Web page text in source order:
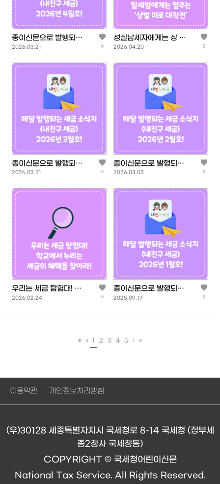
종이신문으로 발행되는
<내 친구 세금> 2026
등록일
2026.03.21 0
성실납세자에게는 상 주
고, 탈세범에게는 벌주
등록일
2026.04.20 0
종이신문으로 발행되는
<내 친구 세금> 2026
등록일
2026.03.21 0
종이신문으로 발행되는
<내 친구 세금> 2026
등록일
2026.03.03 0
우리는 세금 탐험대! 학
교에서 누리는 세금의
등록일
2026.02.24 0
종이신문으로 발행되는
<내 친구 세금> 2026
등록일
2025.09.17 0
1(current)
2 3 4 5 (next)(last)
이용약관 개인정보처리방침
(우)30128 세종특별자치시 국세청로 8-14 국세청 (정부세
종2청사 국세청동)
COPYRIGHT © 국세청어린이신문
National Tax Service. All Rights Reserved.